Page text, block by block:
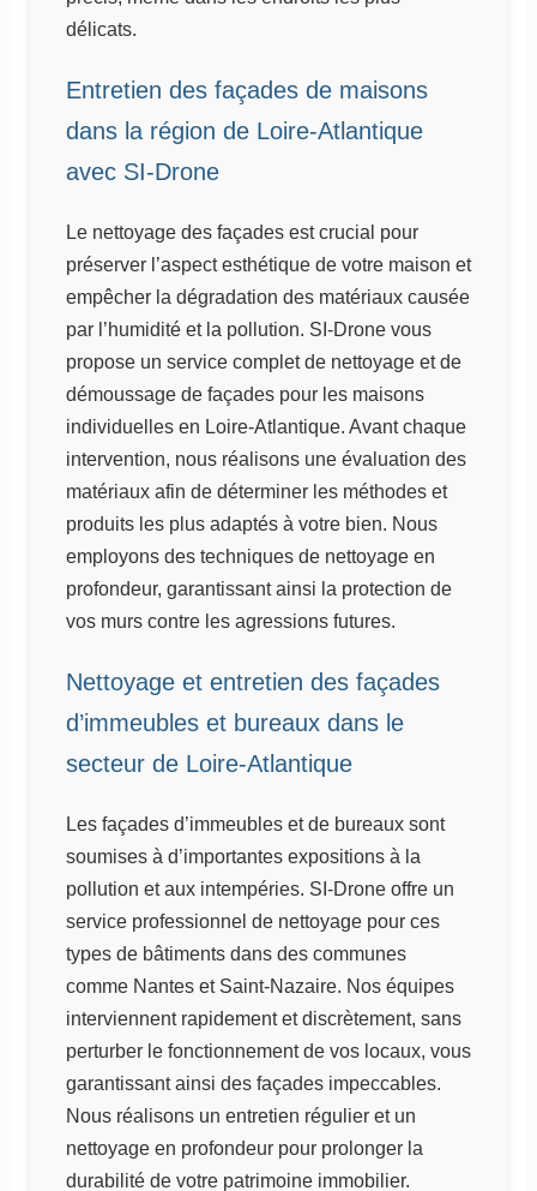
délicats.
Entretien des façades de maisons
dans la région de Loire-Atlantique
avec SI-Drone
Le nettoyage des façades est crucial pour
préserver l’aspect esthétique de votre maison et
empêcher la dégradation des matériaux causée
par l’humidité et la pollution. SI-Drone vous
propose un service complet de nettoyage et de
démoussage de façades pour les maisons
individuelles en Loire-Atlantique. Avant chaque
intervention, nous réalisons une évaluation des
matériaux afin de déterminer les méthodes et
produits les plus adaptés à votre bien. Nous
employons des techniques de nettoyage en
profondeur, garantissant ainsi la protection de
vos murs contre les agressions futures.
Nettoyage et entretien des façades
d’immeubles et bureaux dans le
secteur de Loire-Atlantique
Les façades d’immeubles et de bureaux sont
soumises à d’importantes expositions à la
pollution et aux intempéries. SI-Drone offre un
service professionnel de nettoyage pour ces
types de bâtiments dans des communes
comme Nantes et Saint-Nazaire. Nos équipes
interviennent rapidement et discrètement, sans
perturber le fonctionnement de vos locaux, vous
garantissant ainsi des façades impeccables.
Nous réalisons un entretien régulier et un
nettoyage en profondeur pour prolonger la
durabilité de votre patrimoine immobilier.